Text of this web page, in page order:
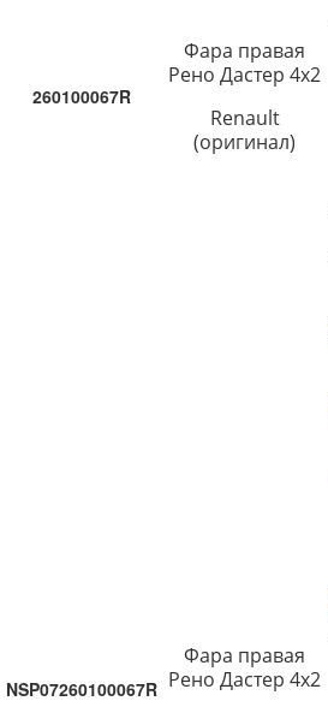
260100067R
Фара правая
Рено Дастер 4х2
Renault
(оригинал)
NSP07260100067R
Фара правая
Рено Дастер 4х2